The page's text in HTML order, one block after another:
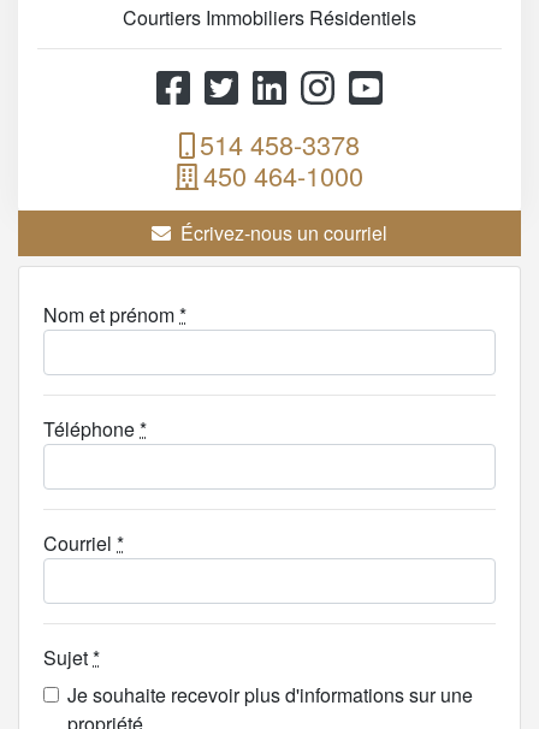
Courtiers Immobiliers Résidentiels
514 458-3378
450 464-1000
Écrivez-nous un courriel
Nom et prénom*
Téléphone*
Courriel *
Sujet*
Je souhaite recevoir plus d'informations sur une